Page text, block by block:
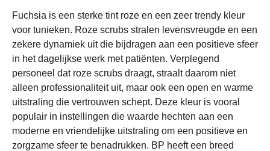
Fuchsia is een sterke tint roze en een zeer trendy kleur
voor tunieken. Roze scrubs stralen levensvreugde en een
zekere dynamiek uit die bijdragen aan een positieve sfeer
in het dagelijkse werk met patiënten. Verplegend
personeel dat roze scrubs draagt, straalt daarom niet
alleen professionaliteit uit, maar ook een open en warme
uitstraling die vertrouwen schept. Deze kleur is vooral
populair in instellingen die waarde hechten aan een
moderne en vriendelijke uitstraling om een positieve en
zorgzame sfeer te benadrukken. BP heeft een breed